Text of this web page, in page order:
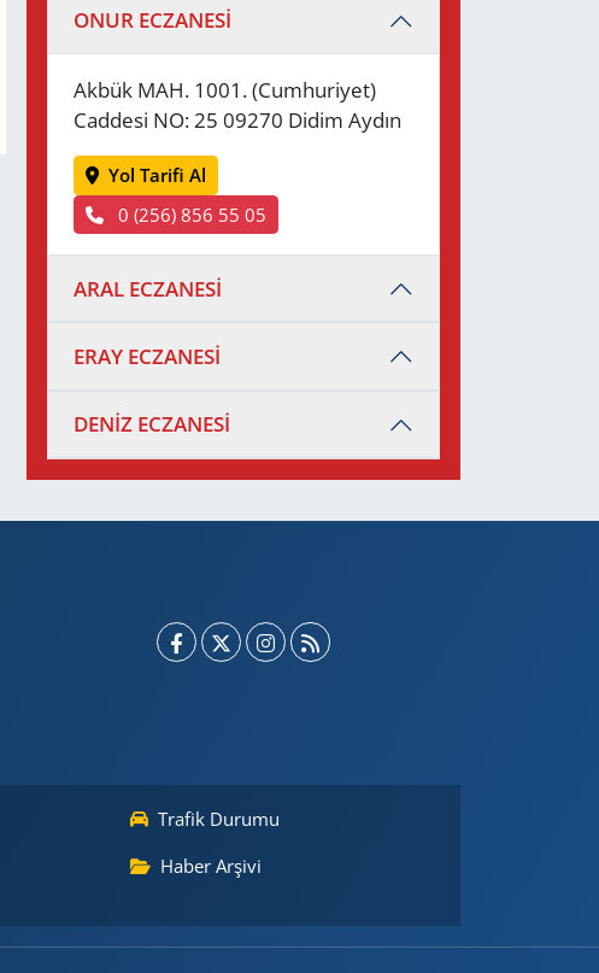
ONUR ECZANESİ
Akbük MAH. 1001. (Cumhuriyet)
Caddesi NO: 25 09270 Didim Aydın
Yol Tarifi Al
0 (256) 856 55 05
ARAL ECZANESİ
ERAY ECZANESİ
DENİZ ECZANESİ
Trafik Durumu
Haber Arşivi